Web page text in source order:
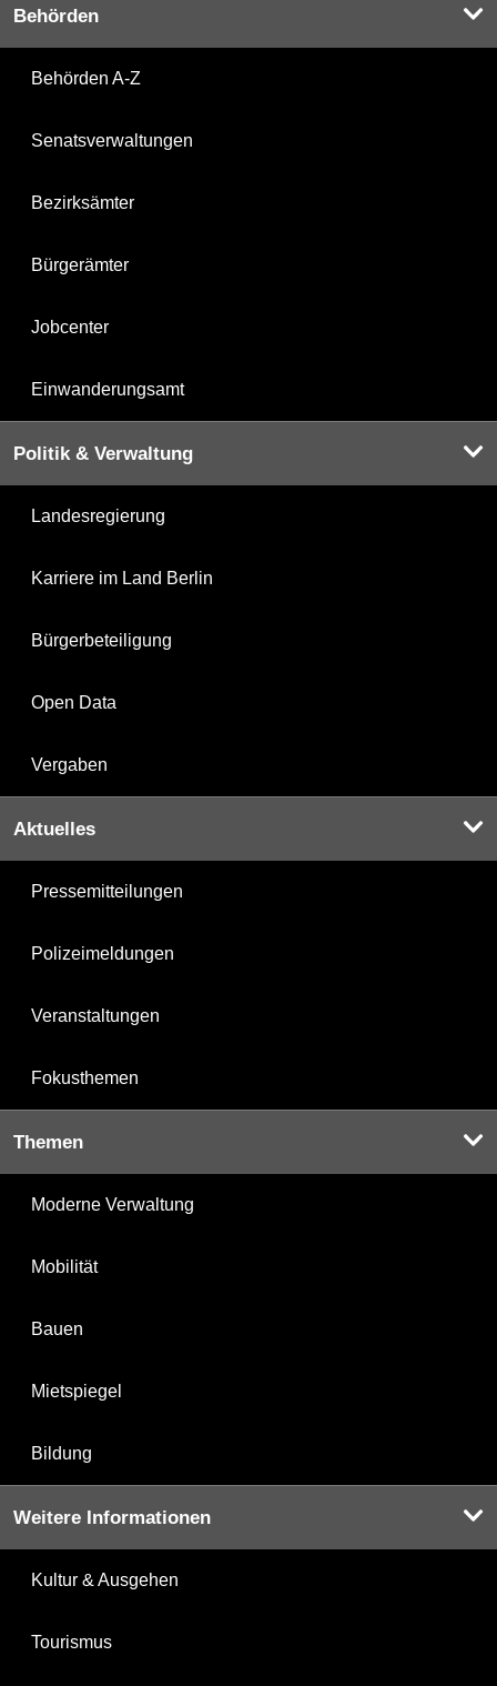
Behörden
Behörden A-Z
Senatsverwaltungen
Bezirksämter
Bürgerämter
Jobcenter
Einwanderungsamt
Politik & Verwaltung
Landesregierung
Karriere im Land Berlin
Bürgerbeteiligung
Open Data
Vergaben
Aktuelles
Pressemitteilungen
Polizeimeldungen
Veranstaltungen
Fokusthemen
Themen
Moderne Verwaltung
Mobilität
Bauen
Mietspiegel
Bildung
Weitere Informationen
Kultur & Ausgehen
Tourismus